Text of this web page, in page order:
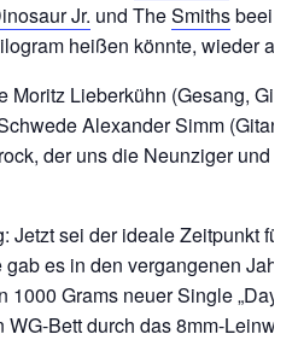
Jr. und TheSmiths
heißen könnte, wieder
Moritz Lieberkühn (Gesang,
Alexander Simm
der uns die Neunziger und
Jetzt sei der ideale Zeitpunkt
gab es in den vergangenen
1000 Grams neuer Single
Bett durch das 8mm-